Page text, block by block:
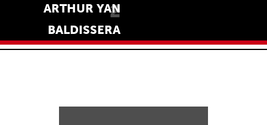
2
ARTHUR YAN
BALDISSERA